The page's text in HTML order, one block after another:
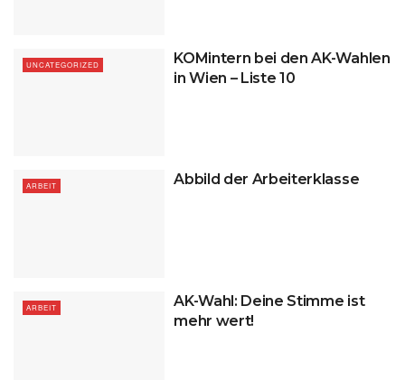
UNCATEGORIZED
KOMintern bei den AK-Wahlen
in Wien – Liste 10
ARBEIT Abbild der Arbeiterklasse
ARBEIT
AK-Wahl: Deine Stimme ist
mehr wert!